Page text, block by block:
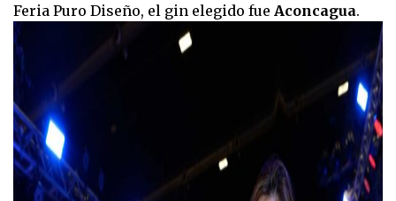
Feria Puro Diseño, el gin elegido fue Aconcagua.